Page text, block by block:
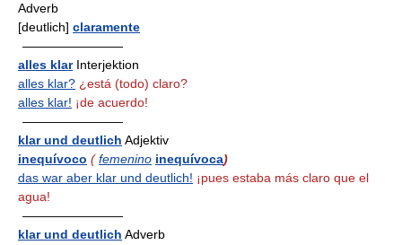
Adverb
[deutlich] claramente
————————
alles klarInterjektion
alles klar? ¿está (todo) claro?
alles klar! ¡de acuerdo!
————————
klar und deutlich Adjektiv
inequívoco ( femenino inequívoca)
das war aber klar und deutlich! ¡pues estaba más claro que el
agua!
————————
klar und deutlich Adverb